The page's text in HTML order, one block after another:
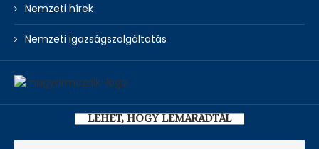
Nemzeti hírek
Nemzeti igazságszolgáltatás
LEHET, HOGY LEMARADTÁL